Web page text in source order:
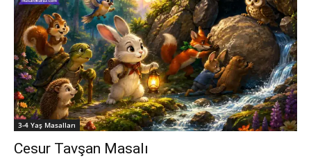
3-4 Yaş Masalları
Cesur Tavşan Masalı